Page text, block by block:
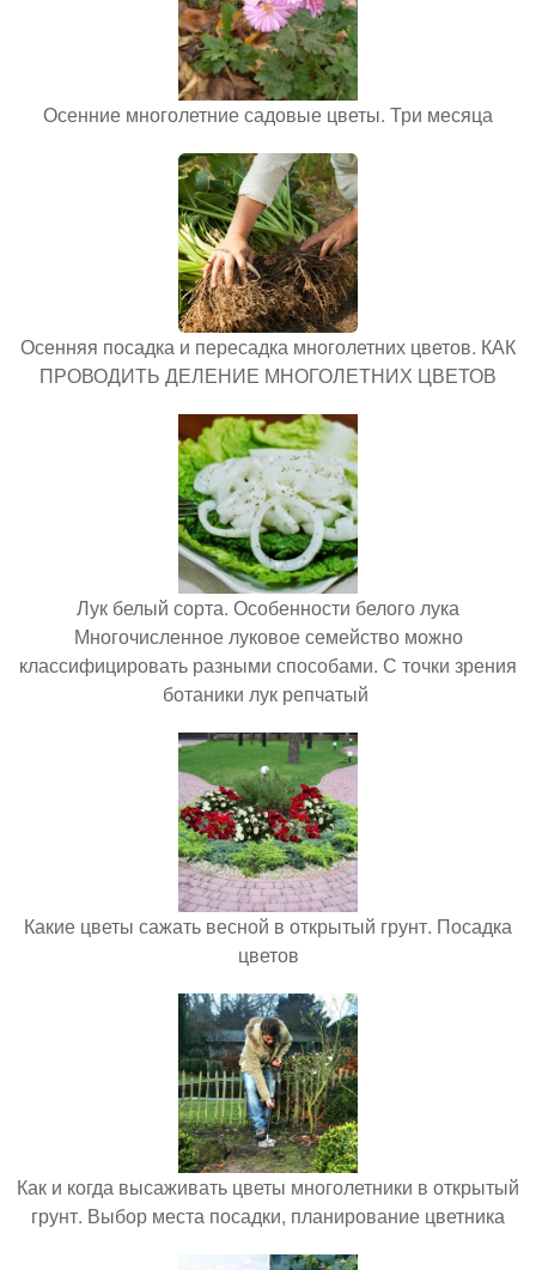
Осенние многолетние садовые цветы. Три месяца
Осенняя посадка и пересадка многолетних цветов. КАК
ПРОВОДИТЬ ДЕЛЕНИЕ МНОГОЛЕТНИХ ЦВЕТОВ
Лук белый сорта. Особенности белого лука
Многочисленное луковое семейство можно
классифицировать разными способами. С точки зрения
ботаники лук репчатый
Какие цветы сажать весной в открытый грунт. Посадка
цветов
Как и когда высаживать цветы многолетники в открытый
грунт. Выбор места посадки, планирование цветника